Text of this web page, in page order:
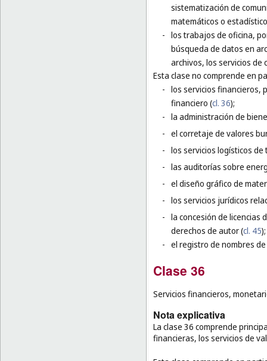
sistematización de
matemáticos o
- los trabajos de oficina,
búsqueda de datos en
archivos, los servicios de
Esta clase no comprende en
- los servicios financieros,
financiero (cl. 36);
- la administración de
- el corretaje de valores
- los servicios logísticos
- las auditorías sobre
- el diseño gráfico de
- los servicios jurídicos
- la concesión de licencias
derechos de autor (cl. 45);
- el registro de nombres
Clase 36
Servicios financieros,
Nota explicativa
La clase 36 comprende
financieras, los servicios de